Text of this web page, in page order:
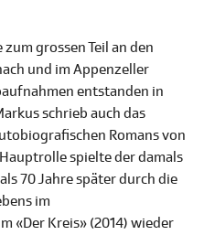
grossen Teil an den
und im Appenzeller
entstanden in
schrieb auch das
Romans von
spielte der damals
70 Jahre später durch die
im
«Der Kreis» (2014) wieder